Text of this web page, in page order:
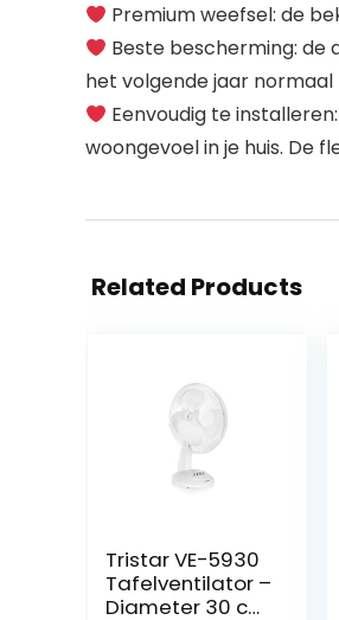
Premium weefsel: de
Beste bescherming: de
het volgende jaar
Eenvoudig te
woongevoel in je huis. De
Related Products
Tristar VE-5930
Tafelventilator –
Diameter 30 cm